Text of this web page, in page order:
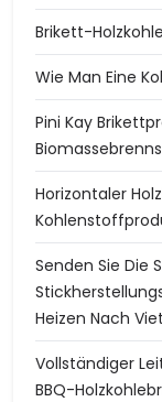
Brikett-
Wie Man Eine
Pini Kay
Horizontaler
Senden Sie Die
Heizen Nach
Vollständiger
BBQ-